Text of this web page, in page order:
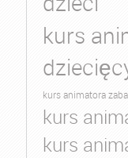
kurs
kurs animatora
kurs
kurs